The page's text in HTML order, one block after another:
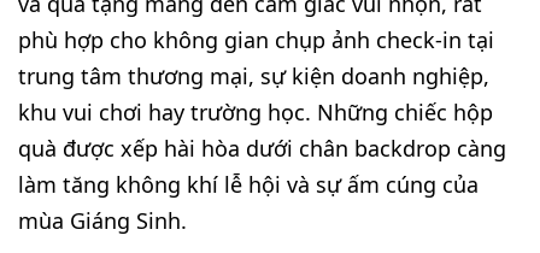
phù hợp cho không gian chụp ảnh check-in tại
trung tâm thương mại, sự kiện doanh nghiệp,
khu vui chơi hay trường học. Những chiếc hộp
quà được xếp hài hòa dưới chân backdrop càng
làm tăng không khí lễ hội và sự ấm cúng của
mùa Giáng Sinh.